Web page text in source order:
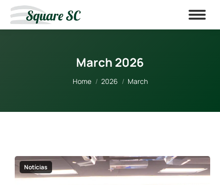
March 2026
You are here:
Home 2026 March
Notícias